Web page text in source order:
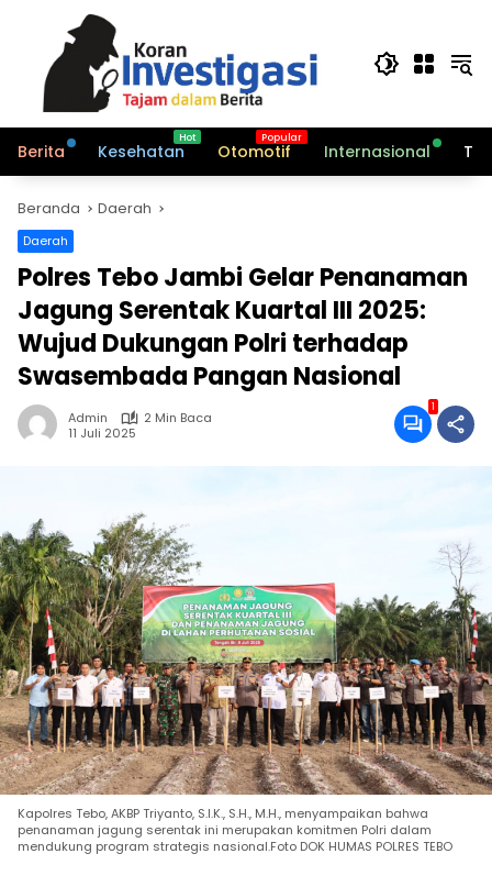
Berita Kesehatan Otomotif Internasional
Beranda Daerah
Daerah
Polres Tebo Jambi Gelar Penanaman
Jagung Serentak Kuartal III 2025:
Wujud Dukungan Polri terhadap
Swasembada Pangan Nasional
Admin
2 Min Baca
11 Juli 2025
1
Kapolres Tebo, AKBP Triyanto, S.I.K., S.H., M.H., menyampaikan bahwa
penanaman jagung serentak ini merupakan komitmen Polri dalam
mendukung program strategis nasional.Foto DOK HUMAS POLRES TEBO